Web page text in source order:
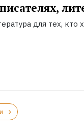
для тех, кто